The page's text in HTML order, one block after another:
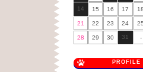
14 15 16 17 18
21 22 23 24 25
28 29 30 31 -
PROFILE